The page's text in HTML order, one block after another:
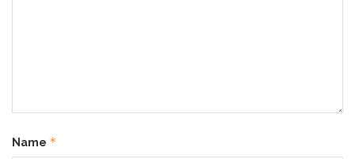
hingga 3 kali dalam seminggu dengan
Name *